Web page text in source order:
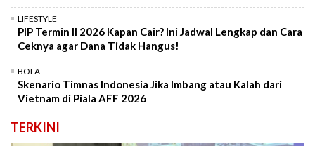
LIFESTYLE
PIP Termin II 2026 Kapan Cair? Ini Jadwal Lengkap dan Cara
Ceknya agar Dana Tidak Hangus!
BOLA
Skenario Timnas Indonesia Jika Imbang atau Kalah dari
Vietnam di Piala AFF 2026
TERKINI